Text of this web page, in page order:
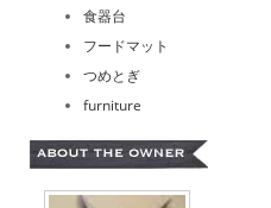
食器台
フードマット
つめとぎ
furniture